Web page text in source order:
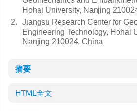
Hohai University, Nanjing
2.
Jiangsu Research Center for
Engineering Technology, Hohai
Nanjing 210024, China
摘要
HTML全文